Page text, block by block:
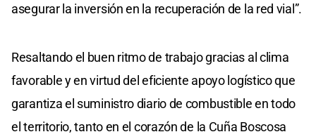
asegurar la inversión en la recuperación de la red vial”.
Resaltando el buen ritmo de trabajo gracias al clima
favorable y en virtud del eficiente apoyo logístico que
garantiza el suministro diario de combustible en todo
el territorio, tanto en el corazón de la Cuña Boscosa